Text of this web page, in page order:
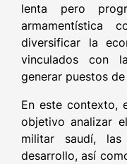
lenta pero
armamentística
diversificar la
vinculados con
generar puestos
En este contexto,
objetivo analizar
militar saudí,
desarrollo, así